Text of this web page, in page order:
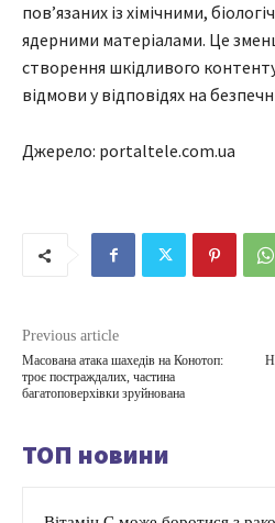
пов’язаних із хімічними,
ядерними матеріалами. Це
створення шкідливого
відмови у відповідях на
Джерело: portaltele.com.ua
Previous article
Масована атака шахедів на Конотоп:
троє постраждалих, частина
багатоповерхівки зруйнована
ТОП новини